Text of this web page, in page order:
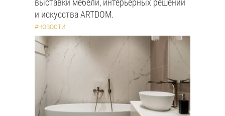
выставки мебели, интерьерных решений
и искусства ARTDOM.
#НОВОСТИ